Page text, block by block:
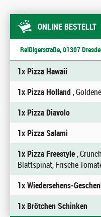
ONLINE BESTELLT
Reißigerstraße, 01307
1x Pizza Hawaii
1x Pizza Holland ,
1x Pizza Diavolo
1x Pizza Salami
1x Pizza Freestyle,
Blattspinat, Frische
1x Wiedersehens-
1x Brötchen Schinken